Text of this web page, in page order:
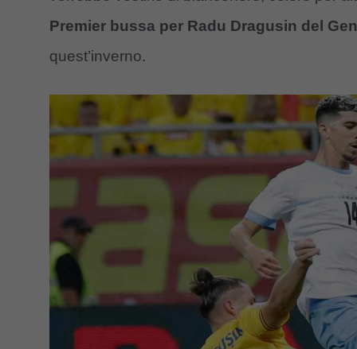
Premier bussa per Radu Dragusin del
quest’inverno.